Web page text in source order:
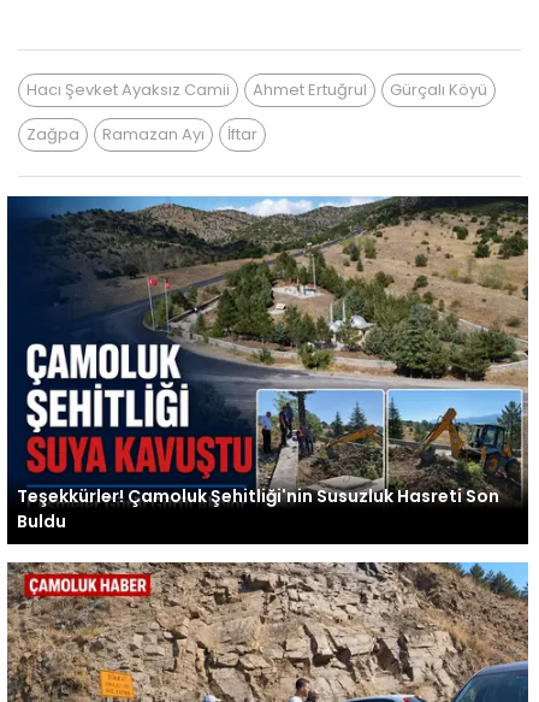
Hacı Şevket Ayaksız Camii Ahmet Ertuğrul
Gürçalı Köyü
Zağpa
Ramazan Ayı İftar
Teşekkürler! Çamoluk Şehitliği'nin Susuzluk Hasreti Son
Buldu